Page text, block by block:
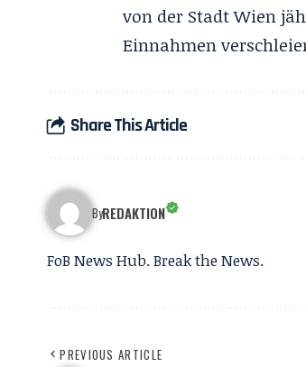
von der Stadt Wien
Einnahmen
Share This Article
ByREDAKTION
FoB News Hub. Break the News.
PREVIOUS ARTICLE